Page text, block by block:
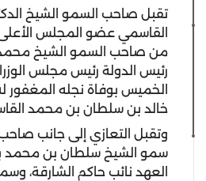
تقبل صاحب السمو الشيخ
القاسمي عضو المجلس الأعلى
من صاحب السمو الشيخ محمد
رئيس الدولة رئيس مجلس
الخميس بوفاة نجله المغفور
خالد بن سلطان بن محمد
وتقبل التعازي إلى جانب
سمو الشيخ سلطان بن محمد
العهد نائب حاكم الشارقة،